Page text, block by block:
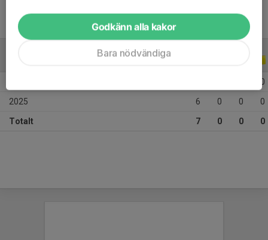
0
2025 6 0 0 0
Totalt 7 0 0 0
Godkänn alla kakor
Bara nödvändiga